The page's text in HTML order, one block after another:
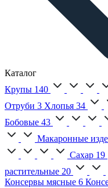
Каталог
Крупы 140
Отруби 3 Хлопья 34
Бобовые 43
Макаронные
Сахар 19
растительные 20
Консервы мясные 6